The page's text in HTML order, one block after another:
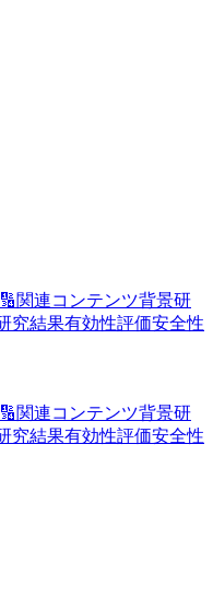
🔢関連コンテンツ背景研
究結果有効性評価安全性
🔢関連コンテンツ背景研
究結果有効性評価安全性